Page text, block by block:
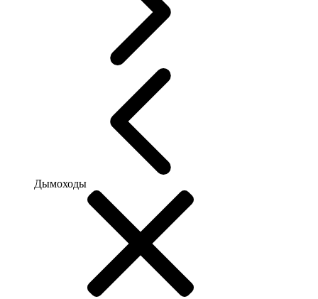
Дымоходы